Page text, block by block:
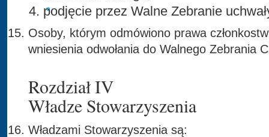
podjęcie przez Walne Zebranie
Osoby, którym odmówiono prawa
wniesienia odwołania do Walnego Zebrania
Rozdział IV
Władze Stowarzyszenia
Władzami Stowarzyszenia są: